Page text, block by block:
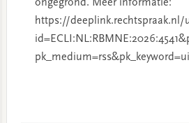
ongegrond. Meer informatie:
https://deeplink.rechtspraak.nl/